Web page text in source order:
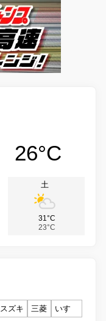
26°C
土
31°C
23°C
スズキ 三菱
いすゞ